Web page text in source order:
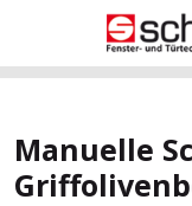
Manuelle